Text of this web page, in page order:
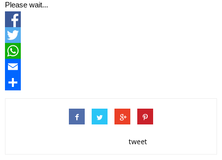
Please wait...
Facebook
Twitter
WhatsApp
Email
tweet